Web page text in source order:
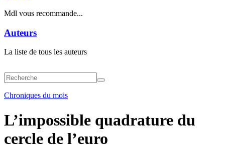
Mdl vous recommande...
Auteurs
La liste de tous les auteurs
Chroniques du mois
L’impossible quadrature du
cercle de l’euro